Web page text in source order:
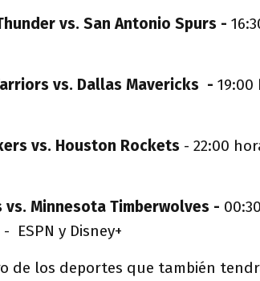
vs. San Antonio Spurs -
vs. Dallas Mavericks - 19:00
vs. Houston Rockets - 22:00
vs. Minnesota Timberwolves -
ESPN y Disney+
de los deportes que también